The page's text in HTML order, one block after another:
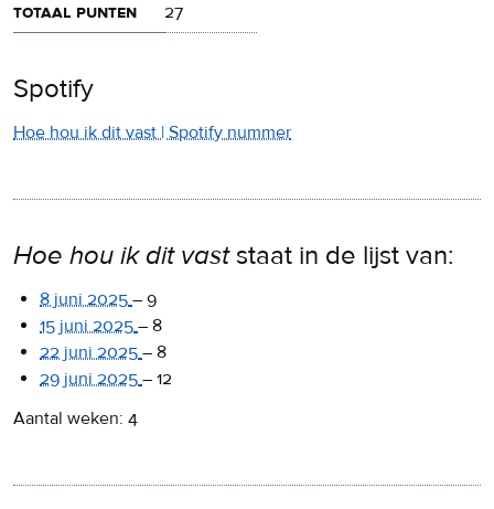
totaal punten
27
Spotify
Hoe hou ik dit vast | Spotify nummer
Hoe hou ik dit vaststaat in de lijst van:
8 juni 2025 – 9
15 juni 2025 – 8
22 juni 2025 – 8
29 juni 2025 – 12
Aantal weken: 4